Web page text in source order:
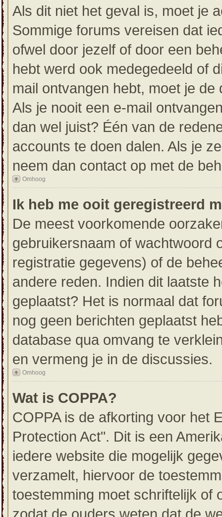
Als dit niet het geval is, moet je
Sommige forums vereisen dat
ofwel door jezelf of door een
hebt werd ook medegedeeld of
mail ontvangen hebt, moet je
Als je nooit een e-mail
dan wel juist? Één van de
accounts te doen dalen. Als je
neem dan contact op met de
Omhoog
Ik heb me ooit geregistreerd
De meest voorkomende
gebruikersnaam of wachtwoord
registratie gegevens) of de
andere reden. Indien dit laatste
geplaatst? Het is normaal dat
nog geen berichten geplaatst
database qua omvang te
en vermeng je in de discussies.
Omhoog
Wat is COPPA?
COPPA is de afkorting voor het
Protection Act". Dit is een
iedere website die mogelijk
verzamelt, hiervoor de
toestemming moet schriftelijk of